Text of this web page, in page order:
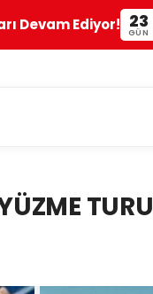
Devam Ediyor! 23
GÜN
TURU